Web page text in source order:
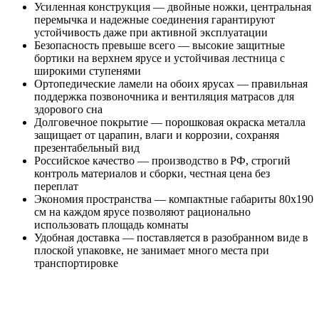
Усиленная конструкция — двойные ножки, центральная
перемычка и надежные соединения гарантируют
устойчивость даже при активной эксплуатации
Безопасность превыше всего — высокие защитные
бортики на верхнем ярусе и устойчивая лестница с
широкими ступенями
Ортопедические ламели на обоих ярусах — правильная
поддержка позвоночника и вентиляция матрасов для
здорового сна
Долговечное покрытие — порошковая окраска металла
защищает от царапин, влаги и коррозии, сохраняя
презентабельный вид
Российское качество — производство в РФ, строгий
контроль материалов и сборки, честная цена без
переплат
Экономия пространства — компактные габариты 80х190
см на каждом ярусе позволяют рационально
использовать площадь комнаты
Удобная доставка — поставляется в разобранном виде в
плоской упаковке, не занимает много места при
транспортировке